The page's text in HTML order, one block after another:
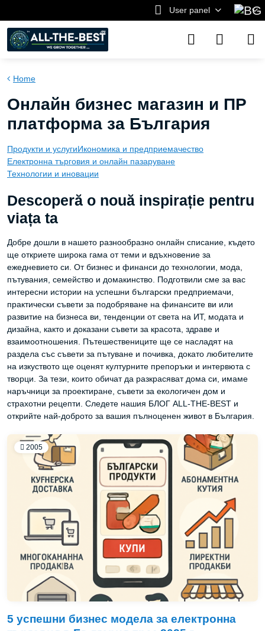
User panel
Home
Онлайн бизнес магазин и ПР
платформа за България
Продукти и услугиИкономика и предприемачество
Електронна търговия и онлайн пазаруване
Технологии и иновации
Descoperă o nouă inspirație pentru
viața ta
Добре дошли в нашето разнообразно онлайн списание, където
ще откриете широка гама от теми и вдъхновение за
ежедневието си. От бизнес и финанси до технологии, мода,
пътувания, семейство и домакинство. Подготвили сме за вас
интересни истории на успешни български предприемачи,
практически съвети за подобряване на финансите ви или
развитие на бизнеса ви, тенденции от света на ИТ, модата и
дизайна, както и доказани съвети за красота, здраве и
взаимоотношения. Пътешествениците ще се насладят на
раздела със съвети за пътуване и почивка, докато любителите
на изкуството ще оценят културните препоръки и интервюта с
творци. За тези, които обичат да разкрасяват дома си, имаме
наръчници за проектиране, съвети за екологичен дом и
страхотни рецепти. Следете нашия БЛОГ ALL-THE-BEST и
открийте най-доброто за вашия пълноценен живот в България.
2005
5 успешни бизнес модела за електронна